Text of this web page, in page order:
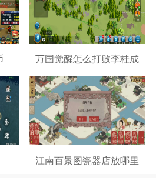
万国觉醒怎么打败李桂成
江南百景图瓷器店放哪里